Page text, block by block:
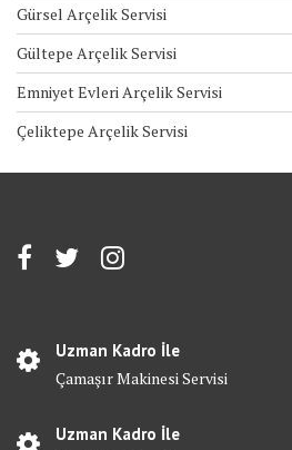
Gürsel Arçelik Servisi
Gültepe Arçelik Servisi
Emniyet Evleri Arçelik Servisi
Çeliktepe Arçelik Servisi
Uzman Kadro İle
Çamaşır Makinesi Servisi
Uzman Kadro İle